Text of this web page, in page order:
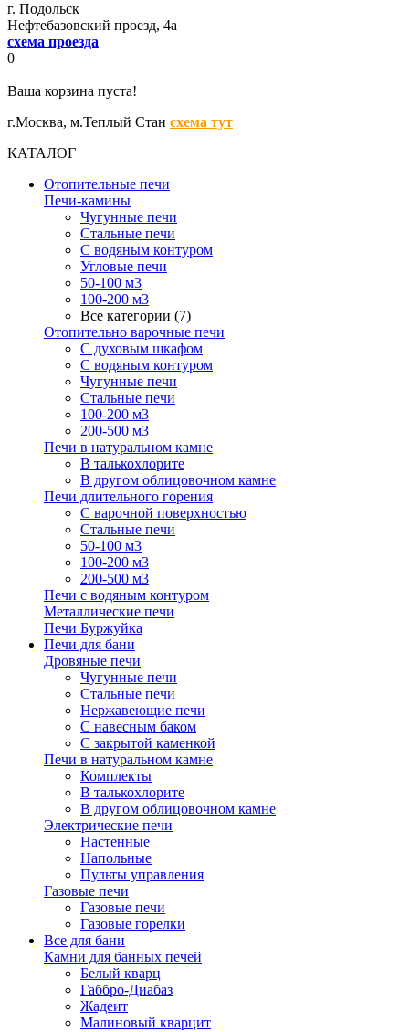
г. Подольск
Нефтебазовский проезд, 4а
схема проезда
0
Ваша корзина пуста!
г.Москва, м.Теплый Стан схема тут
КАТАЛОГ
Отопительные печи
Печи-камины
Чугунные печи
Стальные печи
С водяным контуром
Угловые печи
50-100 м3
100-200 м3
Все категории (7)
Отопительно варочные печи
С духовым шкафом
С водяным контуром
Чугунные печи
Стальные печи
100-200 м3
200-500 м3
Печи в натуральном камне
В талькохлорите
В другом облицовочном камне
Печи длительного горения
С варочной поверхностью
Стальные печи
50-100 м3
100-200 м3
200-500 м3
Печи с водяным контуром
Металлические печи
Печи Буржуйка
Печи для бани
Дровяные печи
Чугунные печи
Стальные печи
Нержавеющие печи
С навесным баком
С закрытой каменкой
Печи в натуральном камне
Комплекты
В талькохлорите
В другом облицовочном камне
Электрические печи
Настенные
Напольные
Пульты управления
Газовые печи
Газовые печи
Газовые горелки
Все для бани
Камни для банных печей
Белый кварц
Габбро-Диабаз
Жадеит
Малиновый кварцит